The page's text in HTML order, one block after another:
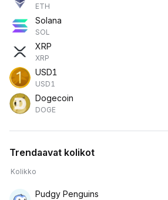
ETH
Solana
SOL
XRP
XRP
USD1
USD1
Dogecoin
DOGE
Trendaavat kolikot
Kolikko
Pudgy Penguins